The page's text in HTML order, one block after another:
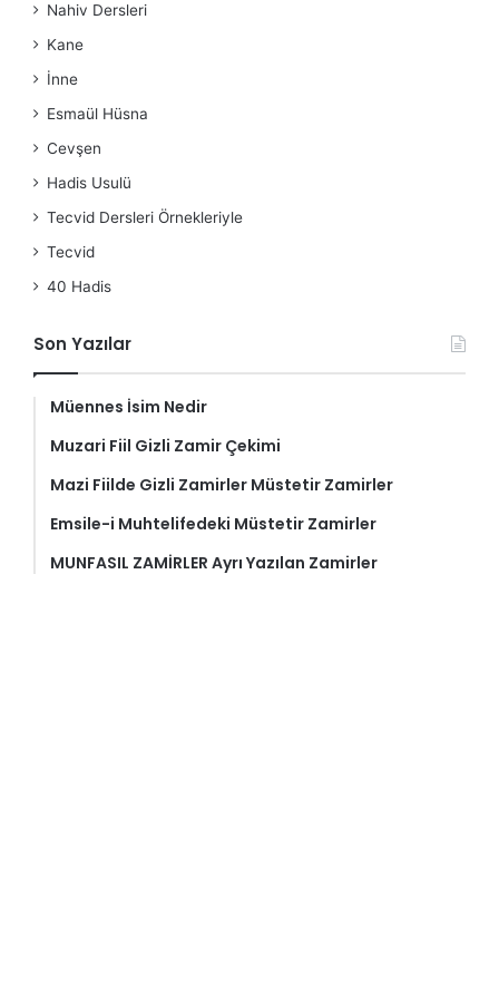
Nahiv Dersleri
Kane
İnne
Esmaül Hüsna
Cevşen
Hadis Usulü
Tecvid Dersleri Örnekleriyle
Tecvid
40 Hadis
Son Yazılar
Müennes İsim Nedir
Muzari Fiil Gizli Zamir Çekimi
Mazi Fiilde Gizli Zamirler Müstetir Zamirler
Emsile-i Muhtelifedeki Müstetir Zamirler
MUNFASIL ZAMİRLER Ayrı Yazılan Zamirler